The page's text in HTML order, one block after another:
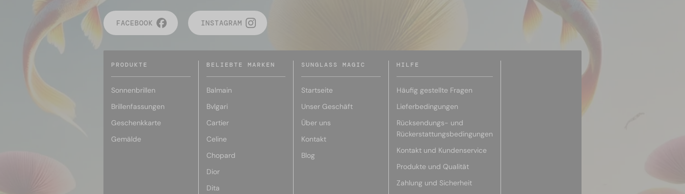
FACEBOOK INSTAGRAM
PRODUKTE
Sonnenbrillen
Brillenfassungen
Geschenkkarte
Gemälde
BELIEBTE MARKEN
Balmain
Bvlgari
Cartier
Celine
Chopard
Dior
Dita
SUNGLASS MAGIC
Startseite
Unser Geschäft
Über uns
Kontakt
Blog
HILFE
Häufig gestellte Fragen
Lieferbedingungen
Rücksendungs- und
Rückerstattungsbedingungen
Kontakt und Kundenservice
Produkte und Qualität
Zahlung und Sicherheit